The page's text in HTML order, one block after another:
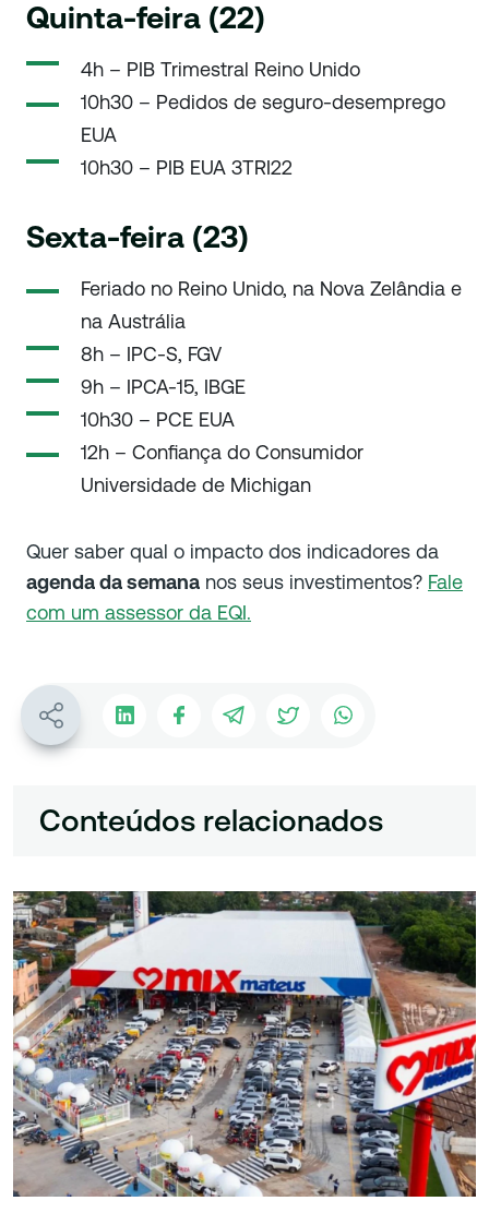
Quinta-feira (22)
4h – PIB Trimestral Reino Unido
10h30 – Pedidos de seguro-desemprego
EUA
10h30 – PIB EUA 3TRI22
Sexta-feira (23)
Feriado no Reino Unido, na Nova Zelândia e
na Austrália
8h – IPC-S, FGV
9h – IPCA-15, IBGE
10h30 – PCE EUA
12h – Confiança do Consumidor
Universidade de Michigan
Quer saber qual o impacto dos indicadores da
agenda da semana nos seus investimentos? Fale
com um assessor da EQI.
Conteúdos relacionados